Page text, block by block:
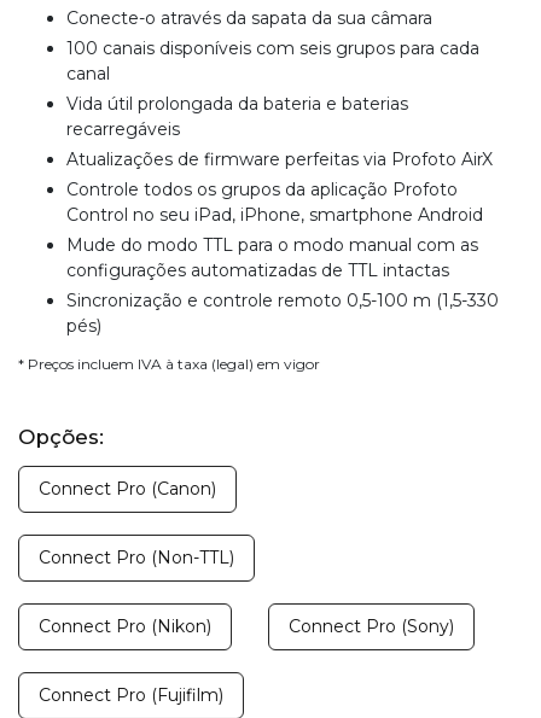
Conecte-o através da sapata da sua câmara
100 canais disponíveis com seis grupos para cada
canal
Vida útil prolongada da bateria e baterias
recarregáveis
Atualizações de firmware perfeitas via Profoto AirX
Controle todos os grupos da aplicação Profoto
Control no seu iPad, iPhone, smartphone Android
Mude do modo TTL para o modo manual com as
configurações automatizadas de TTL intactas
Sincronização e controle remoto 0,5-100 m (1,5-330
pés)
* Preços incluem IVA à taxa (legal) em vigor
Opções:
Connect Pro (Canon)
Connect Pro (Non-TTL)
Connect Pro (Nikon) Connect Pro (Sony)
Connect Pro (Fujifilm)